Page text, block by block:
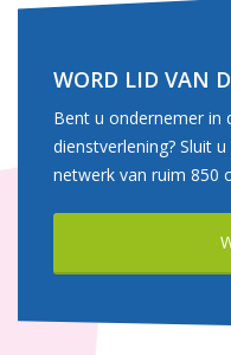
WORD LID VAN
Bent u ondernemer in
dienstverlening? Sluit
netwerk van ruim 850